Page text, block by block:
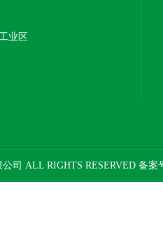
业区
司 ALL RIGHTS RESERVED 备案